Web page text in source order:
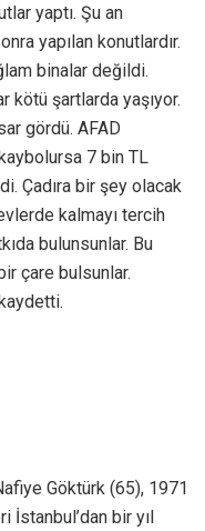
yaptı. Şu an
yapılan konutlardır.
binalar değildi.
kötü şartlarda yaşıyor.
gördü. AFAD
7 bin TL
Çadıra bir şey olacak
kalmayı tercih
bulunsunlar. Bu
çare bulsunlar.
Göktürk (65), 1971
İstanbul’dan bir yıl